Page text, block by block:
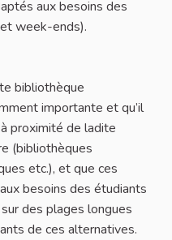
aux besoins des
week-ends).
bibliothèque
importante et qu’il
proximité de ladite
(bibliothèques
etc.), et que ces
besoins des étudiants
des plages longues
de ces alternatives.